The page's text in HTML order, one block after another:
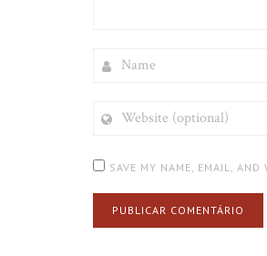
(OPTIONAL)
SAVE MY NAME, EMAIL,